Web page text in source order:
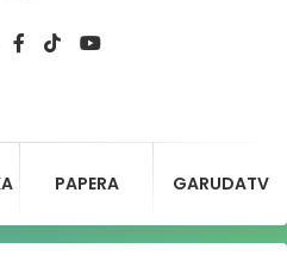
PAPERA GARUDATV